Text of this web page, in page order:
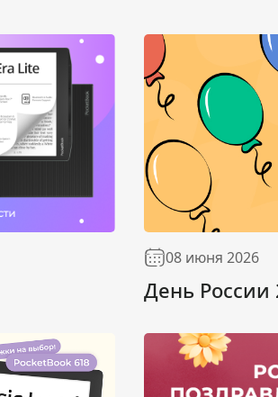
08 июня 2026
День России